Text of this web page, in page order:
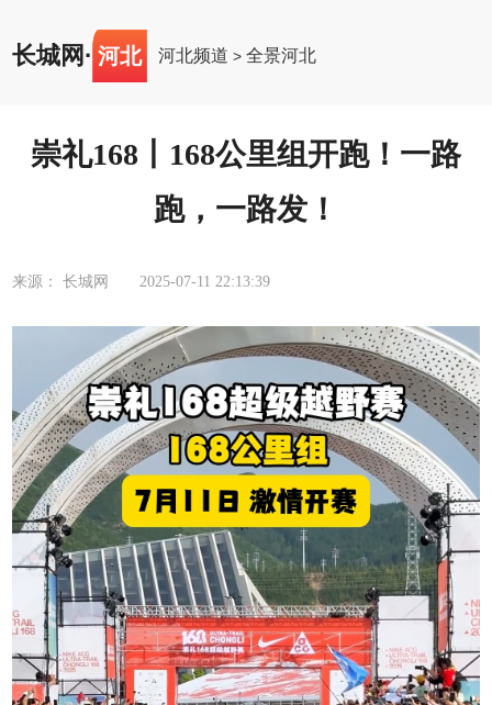
长城网 · 河北 河北频道 >全景河北
崇礼168丨168公里组开跑！一路
跑，一路发！
来源： 长城网 2025-07-11 22:13:39